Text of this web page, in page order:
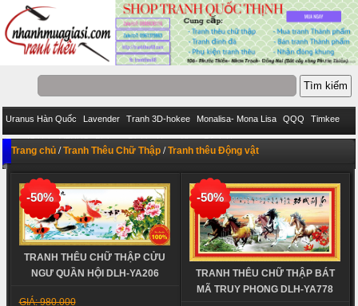
Uranus Hàn Quốc Lavender Tranh 3D-hokee Monalisa- Mona Lisa QQQ Timkee
Eva IStitich VENUS Pinkoo DieLianHua Ailuo Bách Hợp
Trang chủ /Tranh Thêu Chữ Thập /Tranh thêu Động vật
-50%
TRANH THÊU CHỮ THẬP CỬU
NGƯ QUẦN HỘI DLH-YA206
GIÁ: 980.000
-50%
TRANH THÊU CHỮ THẬP BÁT
MÃ TRUY PHONG DLH-YA778